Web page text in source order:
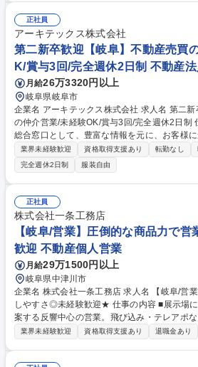
す。 ＜プロジェクトの業務内容＞ 公務員の月
与計算、福利厚生事務、共済手続き、勤怠管
総務関連の事務全般の業務委託 リーダーとし
ながら、プロジェクトスタッフと共に実務を
ト」をお任せする予定です。 募集職種 L【相模原】官公庁/給与計算・労
務・総務プロジェクトリーダー【BPO事業本部
正社員
アーキテックス株式会社
第二新卒歓迎【岐阜】不動産売買
K/賞与3回/完全週休2日制 不動産
月給26万3320円以上
岐阜県岐阜市
企業名 アーキテックス株式会社 求人名 第二新卒歓迎【岐阜】不動産売買
の仲介営業/未経験OK/賞与3回/完全週休2日制 仕事の内容 ■不動産情報の
総合窓口として、豊富な情報を元に、お客様
任せします。★元公務員の未経験からでも活躍され
細】・来店されるお客様のニーズをヒアリング
ご提案した物件の現地のご案内・資金計画、
（売却）物件の契約業務（調査・契約書作成
（売却）物件の決済業務・アフターフォロー（
ム）・不動産の価格査定・中古戸建物件に対し
案 など 募集職種 第二新卒歓迎【岐阜】不動産売買の仲介営業/未経験OK/
賞与3回/完全週休2日制
業界未経験歓迎 資格取得支援あり 転勤なし
完全週休2日制
服装自由
正社員
株式会社一条工務店
【岐阜/営業】圧倒的な商品力で
歓迎 不動産個人営業
月給29万1500円以上
岐阜県中津川市
企業名 株式会社一条工務店 求人名 【岐阜/営業】圧倒的な商品力で営業の
しやすさ◎未経験歓迎★ 仕事の内容 ■展示場にご来場の客様へ住まいを提
案する反響中心の営業。飛び込み・テレアポ
収入と成長を両立。商品力の高さから未経験からの
業界未経験歓迎 資格取得支援あり 退職金あり